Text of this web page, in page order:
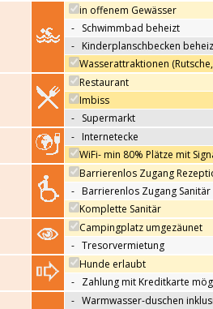
in offenem Gewässer
- Schwimmbad beheizt
- Kinderplanschbecken
Wasserattraktionen
Restaurant
Imbiss
- Supermarkt
- Internetecke
WiFi- min 80% Plätze mit
Barrierenlos Zugang
- Barrierenlos Zugang Sanitär
Komplette Sanitär
Campingplatz umgezäunet
- Tresorvermietung
Hunde erlaubt
- Zahlung mit Kreditkarte
- Warmwasser-duschen